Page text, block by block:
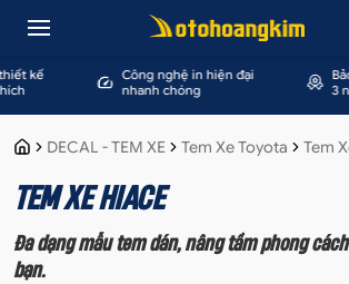
kế
Công nghệ in hiện đại
nhanh chóng
Bảo
3
DECAL - TEM XE Tem Xe Toyota Tem
TEM XE HIACE
Đa dạng mẫu tem dán, nâng tầm phong
bạn.